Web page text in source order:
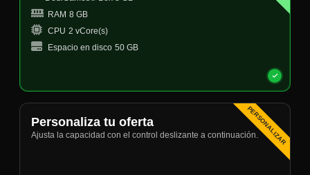
RAM 8 GB
CPU 2 vCore(s)
Espacio en disco 50 GB
PERSONALIZAR
Personaliza tu oferta
Ajusta la capacidad con el control deslizante a continuación.